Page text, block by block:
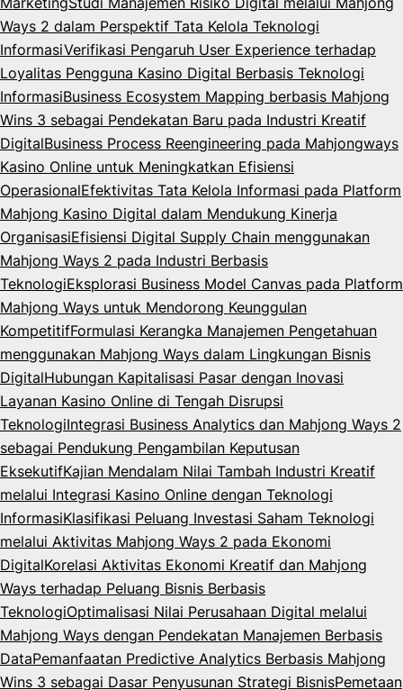
Ways 2 dalam Perspektif Tata Kelola Teknologi
InformasiVerifikasi Pengaruh User Experience terhadap
Loyalitas Pengguna Kasino Digital Berbasis Teknologi
InformasiBusiness Ecosystem Mapping berbasis Mahjong
Wins 3 sebagai Pendekatan Baru pada Industri Kreatif
DigitalBusiness Process Reengineering pada Mahjongways
Kasino Online untuk Meningkatkan Efisiensi
OperasionalEfektivitas Tata Kelola Informasi pada Platform
Mahjong Kasino Digital dalam Mendukung Kinerja
OrganisasiEfisiensi Digital Supply Chain menggunakan
Mahjong Ways 2 pada Industri Berbasis
TeknologiEksplorasi Business Model Canvas pada Platform
Mahjong Ways untuk Mendorong Keunggulan
KompetitifFormulasi Kerangka Manajemen Pengetahuan
menggunakan Mahjong Ways dalam Lingkungan Bisnis
DigitalHubungan Kapitalisasi Pasar dengan Inovasi
Layanan Kasino Online di Tengah Disrupsi
TeknologiIntegrasi Business Analytics dan Mahjong Ways 2
sebagai Pendukung Pengambilan Keputusan
EksekutifKajian Mendalam Nilai Tambah Industri Kreatif
melalui Integrasi Kasino Online dengan Teknologi
InformasiKlasifikasi Peluang Investasi Saham Teknologi
melalui Aktivitas Mahjong Ways 2 pada Ekonomi
DigitalKorelasi Aktivitas Ekonomi Kreatif dan Mahjong
Ways terhadap Peluang Bisnis Berbasis
TeknologiOptimalisasi Nilai Perusahaan Digital melalui
Mahjong Ways dengan Pendekatan Manajemen Berbasis
DataPemanfaatan Predictive Analytics Berbasis Mahjong
Wins 3 sebagai Dasar Penyusunan Strategi BisnisPemetaan